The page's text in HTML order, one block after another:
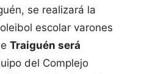
se realizará la
escolar varones
Traiguén será
del Complejo